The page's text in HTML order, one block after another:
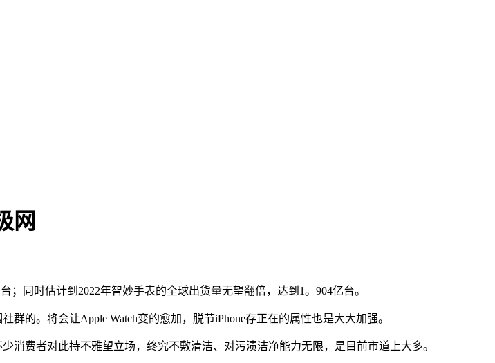
网
同时估计到2022年智妙手表的全球出货量无望翻倍，达到1。904亿台。
。将会让Apple Watch变的愈加，脱节iPhone存正在的属性也是大大加强。
费者对此持不雅望立场，终究不敷清洁、对污渍洁净能力无限，是目前市道上大多。